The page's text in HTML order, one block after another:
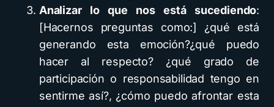
Analizar lo que nos está sucediendo:
[Hacernos preguntas como:] ¿qué está
generando esta emoción?¿qué puedo
hacer al respecto? ¿qué grado de
participación o responsabilidad tengo en
sentirme así?, ¿cómo puedo afrontar esta